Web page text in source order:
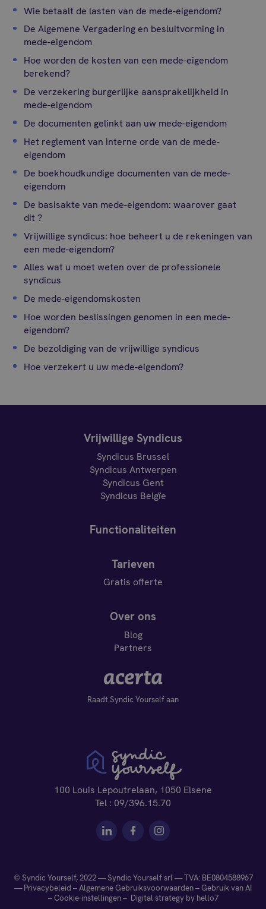
Wie betaalt de lasten van de mede-eigendom?
De Algemene Vergadering en besluitvorming in
mede-eigendom
Hoe worden de kosten van een mede-eigendom
berekend?
De verzekering burgerlijke aansprakelijkheid in
mede-eigendom
De documenten gelinkt aan uw mede-eigendom
Het reglement van interne orde van de mede-
eigendom
De boekhoudkundige documenten van de mede-
eigendom
De basisakte van mede-eigendom: waarover gaat
dit ?
Vrijwillige syndicus: hoe beheert u de rekeningen van
een mede-eigendom?
Alles wat u moet weten over de professionele
syndicus
De mede-eigendomskosten
Hoe worden beslissingen genomen in een mede-
eigendom?
De bezoldiging van de vrijwillige syndicus
Hoe verzekert u uw mede-eigendom?
100 Louis Lepoutrelaan, 1050 Elsene
Tel : 09/396.15.70
Vrijwillige Syndicus
Syndicus Brussel
Syndicus Antwerpen
Syndicus Gent
Syndicus Belgïe
Functionaliteiten
Tarieven
Gratis offerte
Over ons
Blog
Partners
Raadt Syndic Yourself aan
© Syndic Yourself, 2022 — Syndic Yourself srl — TVA: BE0804588967
—Privacybeleid –Algemene Gebruiksvoorwaarden–Gebruik van AI
–Cookie-instellingen – Digital strategy by hello7